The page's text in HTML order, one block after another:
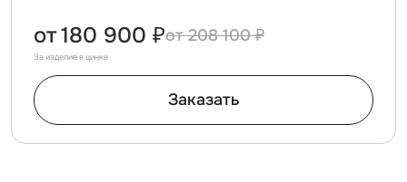
208 100 ₽
от180 900 ₽
За изделие в цинке
Заказать